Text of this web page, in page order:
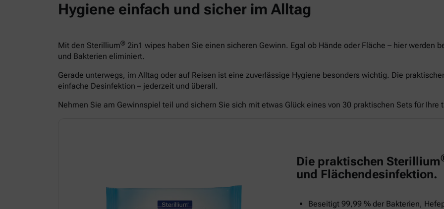
Hygiene einfach und sicher im Alltag
Mit den Sterillium® 2in1 wipes haben Sie einen sicheren Gewinn. Egal ob Hände oder Fläche – hier werden
und Bakterien eliminiert.
Gerade unterwegs, im Alltag oder auf Reisen ist eine zuverlässige Hygiene besonders wichtig. Die
einfache Desinfektion – jederzeit und überall.
Nehmen Sie am Gewinnspiel teil und sichern Sie sich mit etwas Glück eines von 30 praktischen Sets für Ihre
Die praktischen Sterillium
und Flächendesinfektion.
Beseitigt 99,99 % der Bakterien,